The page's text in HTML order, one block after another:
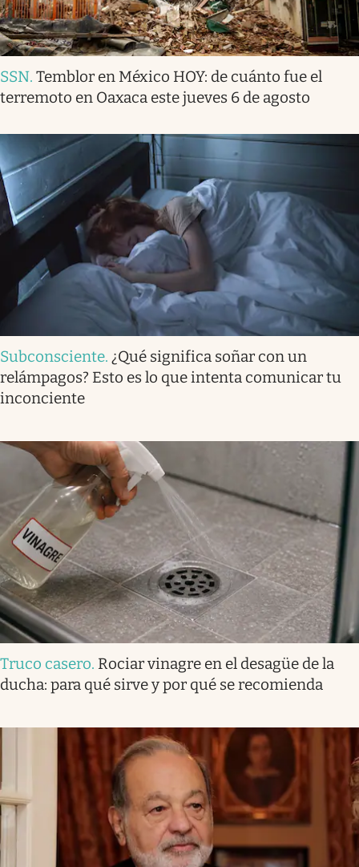
SSN. Temblor en México HOY: de cuánto fue el
terremoto en Oaxaca este jueves 6 de agosto
Subconsciente. ¿Qué significa soñar con un
relámpagos? Esto es lo que intenta comunicar tu
inconciente
Truco casero. Rociar vinagre en el desagüe de la
ducha: para qué sirve y por qué se recomienda